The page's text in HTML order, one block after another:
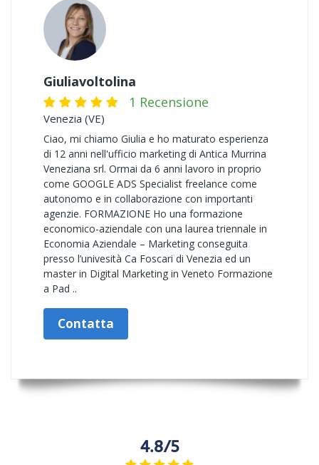
Giuliavoltolina
1 Recensione
Venezia (VE)
Ciao, mi chiamo Giulia e ho maturato esperienza
di 12 anni nell'ufficio marketing di Antica Murrina
Veneziana srl. Ormai da 6 anni lavoro in proprio
come GOOGLE ADS Specialist freelance come
autonomo e in collaborazione con importanti
agenzie. FORMAZIONE Ho una formazione
economico-aziendale con una laurea triennale in
Economia Aziendale – Marketing conseguita
presso l’univesità Ca Foscari di Venezia ed un
master in Digital Marketing in Veneto Formazione
a Pad ..
Contatta
4.8/5